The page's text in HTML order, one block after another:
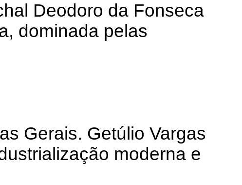
Deodoro da Fonseca
dominada pelas
Gerais. Getúlio Vargas
moderna e